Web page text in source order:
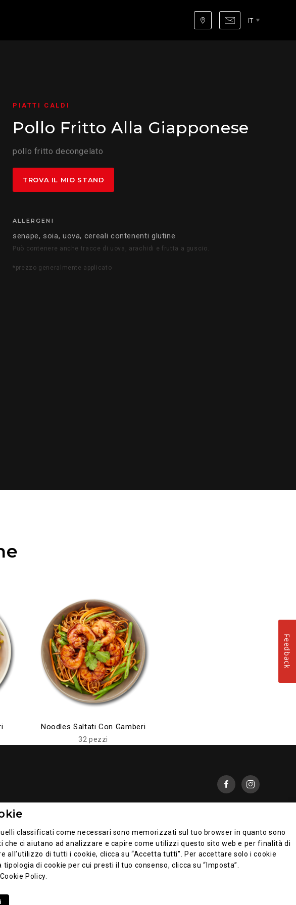
IT
PIATTI CALDI
Pollo Fritto Alla Giapponese
pollo fritto decongelato
TROVA IL MIO STAND
ALLERGENI
senape, soia, uova, cereali contenenti glutine
Può contenere anche tracce di uova, arachidi e frutta a guscio.
*prezzo generalmente applicato
Noodles Saltati Con Gamberi
32 pezzi
classificati come necessari sono memorizzati sul tuo browser in quanto sono
ci aiutano ad analizzare e capire come utilizzi questo sito web e per finalità di
di tutti i cookie, clicca su “Accetta tutti”. Per accettare solo i cookie
di cookie per cui presti il tuo consenso, clicca su “Imposta”.
Policy.
Feedback